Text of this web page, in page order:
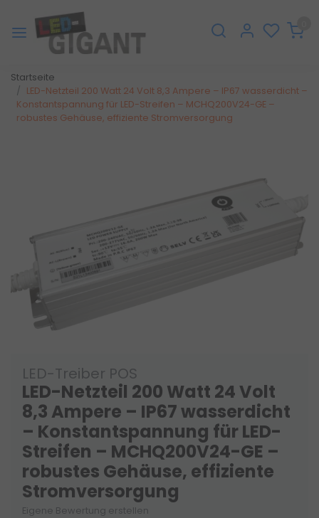
Startseite
LED-Netzteil 200 Watt 24 Volt 8,3 Ampere – IP67 wasserdicht –
Konstantspannung für LED-Streifen – MCHQ200V24-GE –
robustes Gehäuse, effiziente Stromversorgung
LED-Treiber POS
LED-Netzteil 200 Watt 24 Volt
8,3 Ampere – IP67 wasserdicht
– Konstantspannung für LED-
Streifen – MCHQ200V24-GE –
robustes Gehäuse, effiziente
Stromversorgung
Eigene Bewertung erstellen